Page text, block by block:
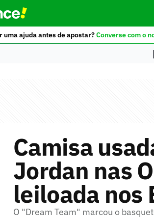
uma ajuda antes de apostar?Converse com o
Camisa
Jordan nas
leiloada nos
O "Dream Team" marcou o